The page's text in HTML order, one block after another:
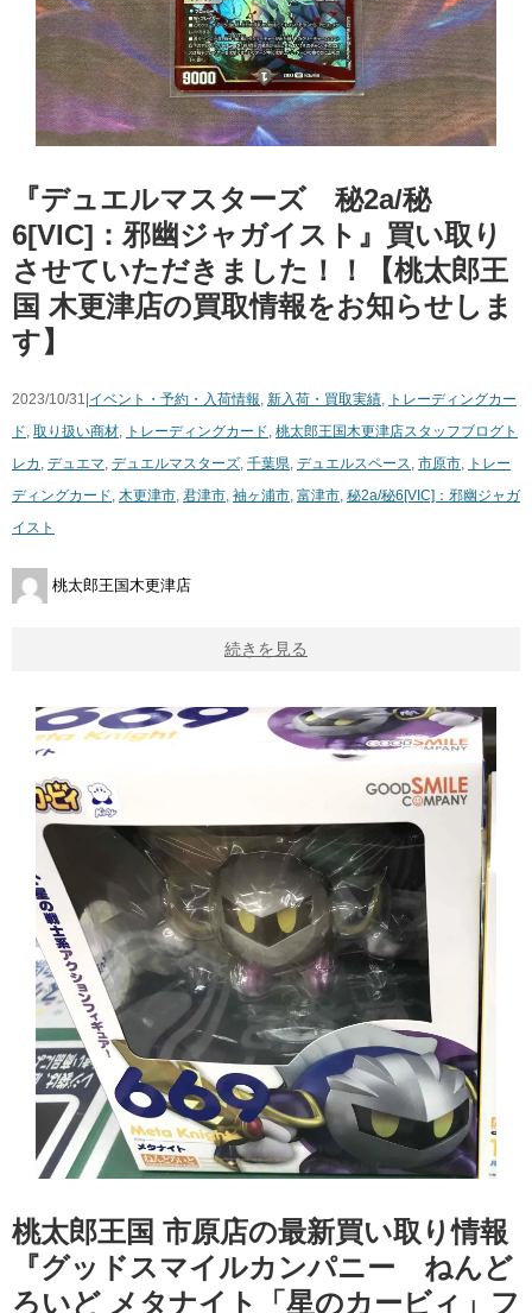
『デュエルマスターズ 秘2a/秘
6[VIC]：邪幽ジャガイスト』買い取り
させていただきました！！【桃太郎王
国 木更津店の買取情報をお知らせしま
す】
2023/10/31|イベント・予約・入荷情報 新入荷・買取実績
トレーディングカー
ド 取り扱い商材 トレーディングカード 桃太郎王国木更津店スタッフブログ ト
レカ デュエマ デュエルマスターズ 千葉県 デュエルスペース 市原市
トレー
ディングカード 木更津市 君津市 袖ヶ浦市 富津市 秘2a/秘6[VIC]：邪幽ジャガ
イスト
桃太郎王国木更津店
続きを見る
桃太郎王国 市原店の最新買い取り情報
『グッドスマイルカンパニー ねんど
ろいど メタナイト「星のカービィ」フ